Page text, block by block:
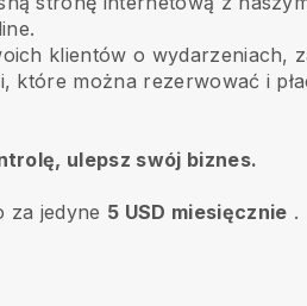
klientów o wydarzeniach,
które można rezerwować i
ulepsz swój biznes.
za jedyne 5 USD miesięcznie .